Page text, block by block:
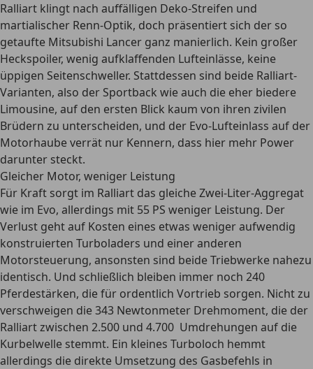
Ralliart klingt nach auffälligen Deko-Streifen und
martialischer Renn-Optik, doch präsentiert sich der so
getaufte Mitsubishi Lancer ganz manierlich. Kein großer
Heckspoiler, wenig aufklaffenden Lufteinlässe, keine
üppigen Seitenschweller. Stattdessen sind beide Ralliart-
Varianten, also der Sportback wie auch die eher biedere
Limousine, auf den ersten Blick kaum von ihren zivilen
Brüdern zu unterscheiden, und der Evo-Lufteinlass auf der
Motorhaube verrät nur Kennern, dass hier mehr Power
darunter steckt.
Gleicher Motor, weniger Leistung
Für Kraft sorgt im Ralliart das gleiche Zwei-Liter-Aggregat
wie im Evo, allerdings mit 55 PS weniger Leistung. Der
Verlust geht auf Kosten eines etwas weniger aufwendig
konstruierten Turboladers und einer anderen
Motorsteuerung, ansonsten sind beide Triebwerke nahezu
identisch. Und schließlich bleiben immer noch 240
Pferdestärken, die für ordentlich Vortrieb sorgen. Nicht zu
verschweigen die 343 Newtonmeter Drehmoment, die der
Ralliart zwischen 2.500 und 4.700 Umdrehungen auf die
Kurbelwelle stemmt. Ein kleines Turboloch hemmt
allerdings die direkte Umsetzung des Gasbefehls in